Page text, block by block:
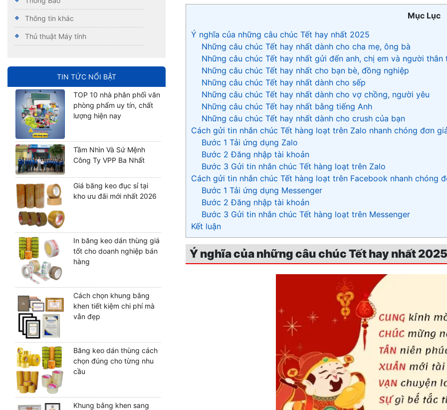
Thông tin khác
Thủ thuật Máy tính
TIN TỨC NỔI BẬT
TOP 10 nhà phân phối văn
phòng phẩm uy tín, chất
lượng hiện nay
Tầm Nhìn Và Sứ Mệnh
Công Ty VPP Ba Nhất
Giá băng keo đục sỉ tại
kho ưu đãi mới nhất 2026
In băng keo dán thùng giá
tốt cho doanh nghiệp bán
hàng
Cách chọn khung bằng
khen tiết kiệm chi phí mà
vẫn đẹp
Băng keo dán thùng cách
chọn đúng cho từng nhu
cầu
Khung bằng khen sang
Mục Lục
Ý nghĩa của những câu chúc Tết hay nhất 2025
Những câu chúc Tết hay nhất dành cho cha mẹ, ông bà
Những câu chúc Tết hay nhất gửi đến anh, chị em và người
Những câu chúc Tết hay nhất cho bạn bè, đồng nghiệp
Những câu chúc Tết hay nhất dành cho sếp
Những câu chúc Tết hay nhất dành cho vợ chồng, người yêu
Những câu chúc Tết hay nhất bằng tiếng Anh
Những câu chúc Tết hay nhất dành cho crush của bạn
Cách gửi tin nhắn chúc Tết hàng loạt trên Zalo nhanh chóng đơn
Bước 1 Tải ứng dụng Zalo
Bước 2 Đăng nhập tài khoản
Bước 3 Gửi tin nhắn chúc Tết hàng loạt trên Zalo
Cách gửi tin nhắn chúc Tết hàng loạt trên Facebook nhanh chóng
Bước 1 Tải ứng dụng Messenger
Bước 2 Đăng nhập tài khoản
Bước 3 Gửi tin nhắn chúc Tết hàng loạt trên Messenger
Kết luận
Ý nghĩa của những câu chúc Tết hay nhất 2025